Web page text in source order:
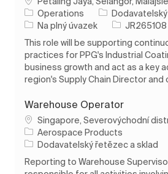
Operations
Kategorie
Typ úlohy
Na plný úvazek ID úlohy
JR265108
This role will be supporting
practices for PPG's Industrial
business growth and act as a key
region's Supply Chain Director and
Warehouse Operator
Umístění
Singapore, Severovýchodní
Aerospace Products
Kategorie
Dodavatelský řetězec a sklad
Reporting to Warehouse